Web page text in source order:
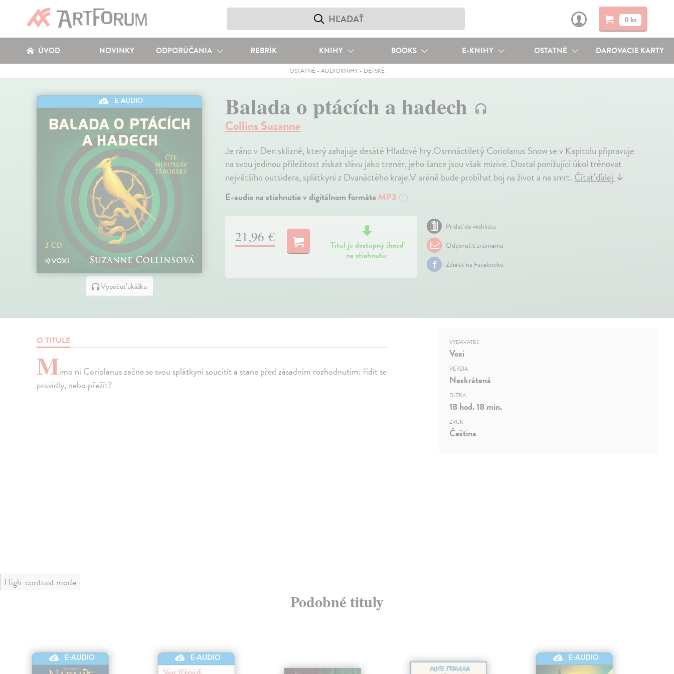
0 ks
ÚVOD NOVINKY ODPORÚČANIA REBRÍK KNIHY BOOKS E-KNIHY OSTATNÉ DAROVACIE KARTY
OSTATNÉ- AUDIOKNIHY- DETSKÉ
E-AUDIO
Vypočuť ukážku
Balada o ptácích a hadech
Collins Suzanne
Je ráno v Den sklizně, který zahajuje desáté Hladové hry.Osmnáctiletý Coriolanus Snow se v Kapitolu připravuje
na svou jedinou příležitost získat slávu jako trenér, jeho šance jsou však mizivé. Dostal ponižující úkol trénovat
největšího outsidera, splátkyni z Dvanáctého kraje.V aréně bude probíhat boj na život a na smrt.Čítať ďalej↓
E-audio na stiahnutie v digitálnom formáteMP3 ?
21,96 €
Titul je dostupný ihneď
na stiahnutie
Pridať do wishlistu
Odporučiť známemu
Zdielať na Facebooku
O TITULE
Mimo ni Coriolanus začne se svou splátkyní soucítit a stane před zásadním rozhodnutím: řídit se
pravidly, nebo přežít?
VYDAVATEĽ
Voxi
VERZIA
Neskrátená
DĹŽKA
18 hod. 18 min.
ZVUK
Čeština
High-contrast mode
Podobné tituly
E-AUDIO E-AUDIO E-AUDIO